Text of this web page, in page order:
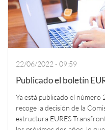
22/06/2022 - 09:59
Publicado el boletín
Ya está publicado el número
recoge la decisión de la
estructura EURES